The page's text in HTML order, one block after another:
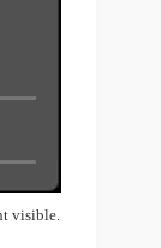
visible.